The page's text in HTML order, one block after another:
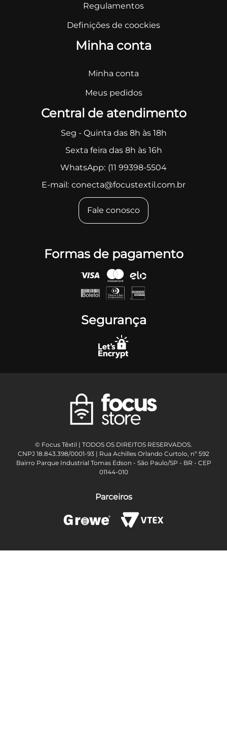
Regulamentos
Definições de coockies
Minha conta
Minha conta
Meus pedidos
Central de atendimento
Seg - Quinta das 8h às 18h
Sexta feira das 8h às 16h
WhatsApp: (11 99398-5504
E-mail: conecta@focustextil.com.br
Fale conosco
Formas de pagamento
Segurança
© Focus Têxtil | TODOS OS DIREITOS RESERVADOS.
CNPJ 18.843.398/0001-93 | Rua Achilles Orlando Curtolo, nº 592
Bairro Parque Industrial Tomas Edson - São Paulo/SP - BR - CEP
01144-010
Parceiros